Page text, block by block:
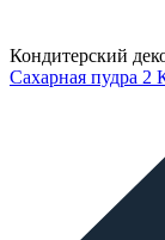
Кондитерский
Сахарная пудра 2